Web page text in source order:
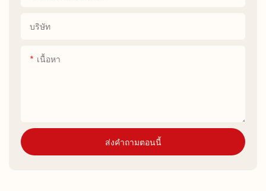
บริษัท
เนื้อหา
ส่งคำถามตอนนี้